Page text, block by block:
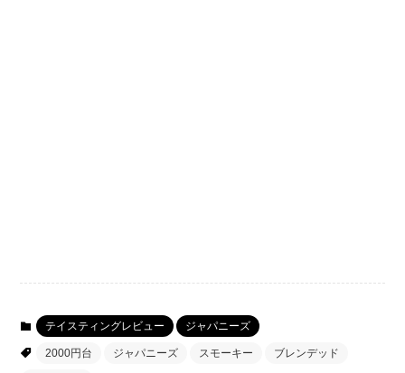
テイスティングレビュー ジャパニーズ
2000円台 ジャパニーズ スモーキー ブレンデッド